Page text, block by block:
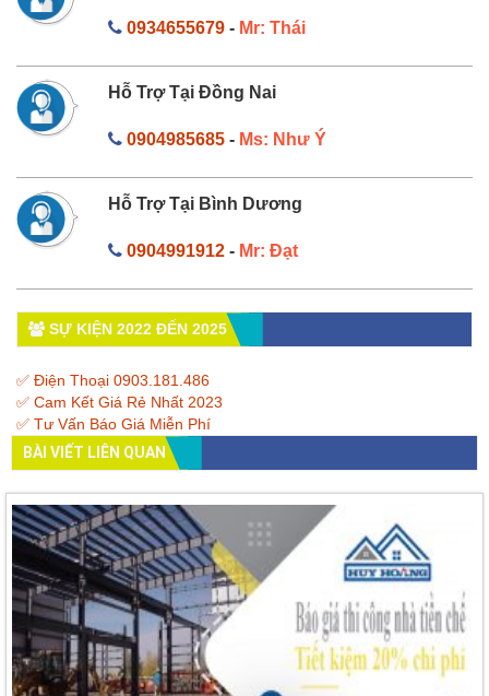
0934655679- Mr: Thái
Hỗ Trợ Tại Đồng Nai
0904985685- Ms: Như Ý
Hỗ Trợ Tại Bình Dương
0904991912- Mr: Đạt
SỰ KIỆN 2022 ĐẾN 2025
✅ Điện Thoại 0903.181.486
✅ Cam Kết Giá Rẻ Nhất 2023
✅ Tư Vấn Báo Giá Miễn Phí
BÀI VIẾT LIÊN QUAN